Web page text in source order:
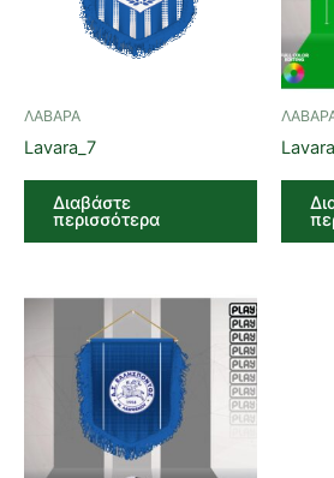
ΛΑΒΑΡΑ
Lavara_7
Διαβάστε
περισσότερα